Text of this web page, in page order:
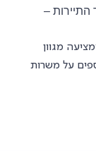
–
מגוון
על משרות